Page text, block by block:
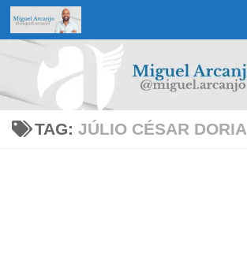
Skip to content
TAG: JÚLIO CÉSAR DORIA